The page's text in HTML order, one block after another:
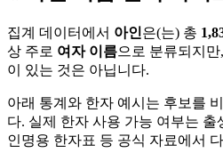
집계 데이터에서 아인은(는) 총
상 주로 여자이름으로 분류되지
이 있는 것은 아닙니다.
아래 통계와 한자 예시는 후보를
다. 실제 한자 사용 가능 여부는 출
인명용 한자표 등 공식 자료에서